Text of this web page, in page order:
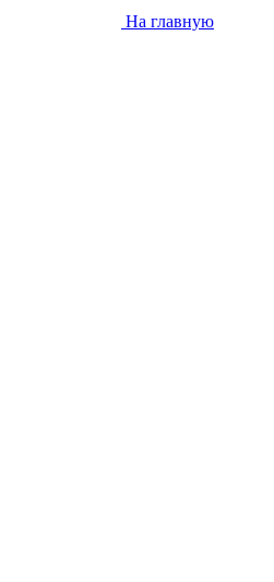
На главную